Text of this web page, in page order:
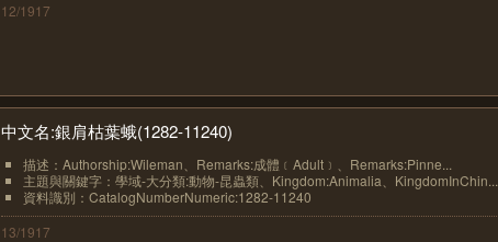
12/1917
中文名:銀肩枯葉蛾(1282-11240)
描述：Authorship:Wileman、Remarks:成體﹝Adult﹞、Remarks:Pinne...
主題與關鍵字：學域-大分類:動物-昆蟲類、Kingdom:Animalia、KingdomInChin...
資料識別：CatalogNumberNumeric:1282-11240
13/1917